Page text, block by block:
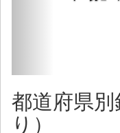
都道府県
り）